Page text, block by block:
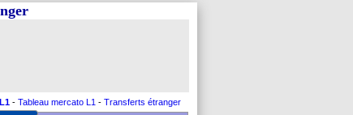
- Tableau mercato L1 - Transferts étranger
MVP de la Ligue Europa
d'Arteta